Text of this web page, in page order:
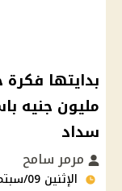
مليون جنيه
سداد
مرمر سامح
الإثنين 09/سبتمبر/2024 - 04:59 م